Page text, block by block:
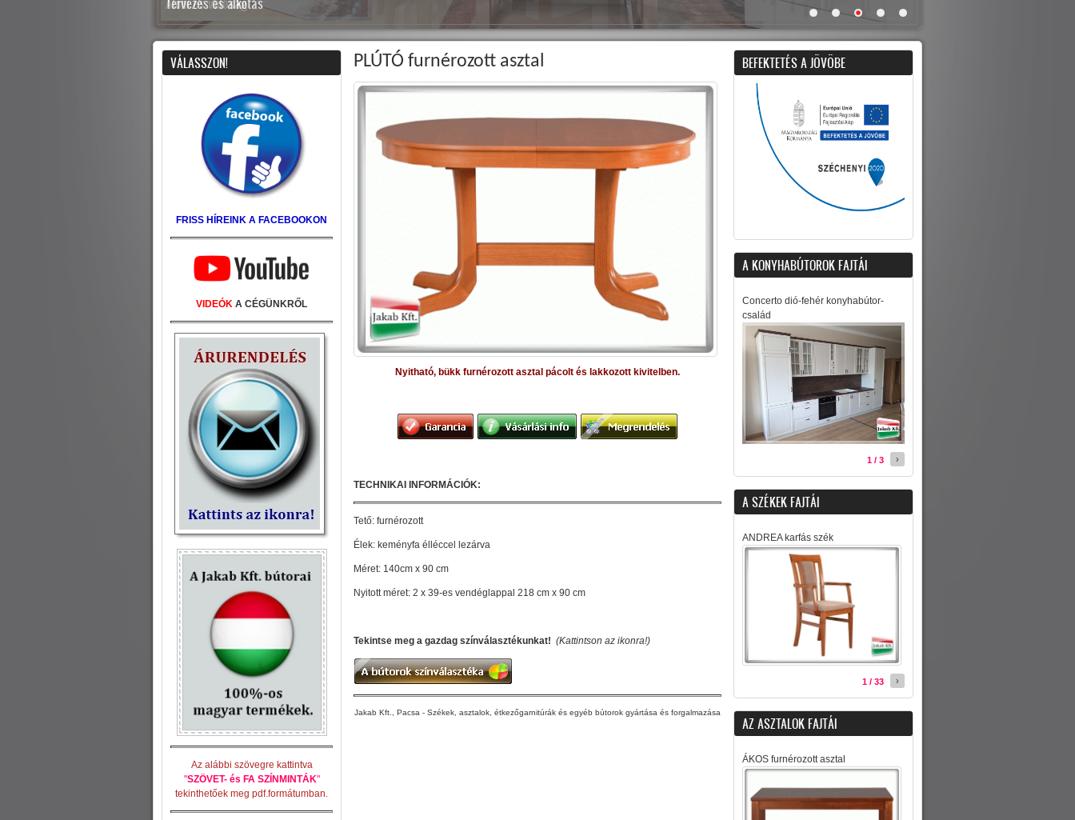
PLÚTÓ furnérozott asztal
Nyitható, bükk furnérozott asztal pácolt és lakkozott kivitelben.
TECHNIKAI INFORMÁCIÓK:
Tető: furnérozott
Élek: keményfa élléccel lezárva
Méret: 140cm x 90 cm
Nyitott méret: 2 x 39-es vendéglappal 218 cm x 90 cm
Tekintse meg a gazdag színválasztékunkat! (Kattintson az ikonra!)
Jakab Kft., Pacsa - Székek, asztalok, étkezőgarnitúrák és egyéb bútorok gyártása és forgalmazása
VÁLASSZON!
FRISS HÍREINK A FACEBOOKON
VIDEÓK A CÉGÜNKRŐL
Az alábbi szövegre kattintva
"SZÖVET- és FA SZÍNMINTÁK"
tekinthetőek meg pdf.formátumban.
BEFEKTETÉS A JÖVÖBE
A KONYHABÚTOROK FAJTÁI
Concerto dió-fehér konyhabútor-
család
1 / 3 ›
A SZÉKEK FAJTÁI
ANDREA karfás szék
1 / 33 ›
AZ ASZTALOK FAJTÁI
ÁKOS furnérozott asztal